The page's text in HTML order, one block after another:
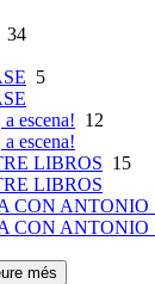
34
5
escena! 12
escena!
LIBROS 15
LIBROS
CON ANTONIO
CON ANTONIO
més